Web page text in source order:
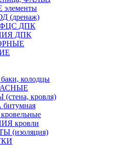
(дренаж)
ДПК
ДПК
колодцы
кровля)
кровли
(изоляция)